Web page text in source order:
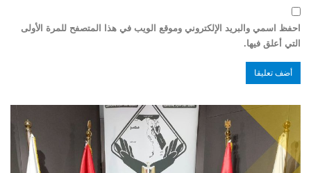
احفظ اسمي والبريد الإلكتروني وموقع الويب في هذا المتصفح للمرة الأولى
التي أعلق فيها.